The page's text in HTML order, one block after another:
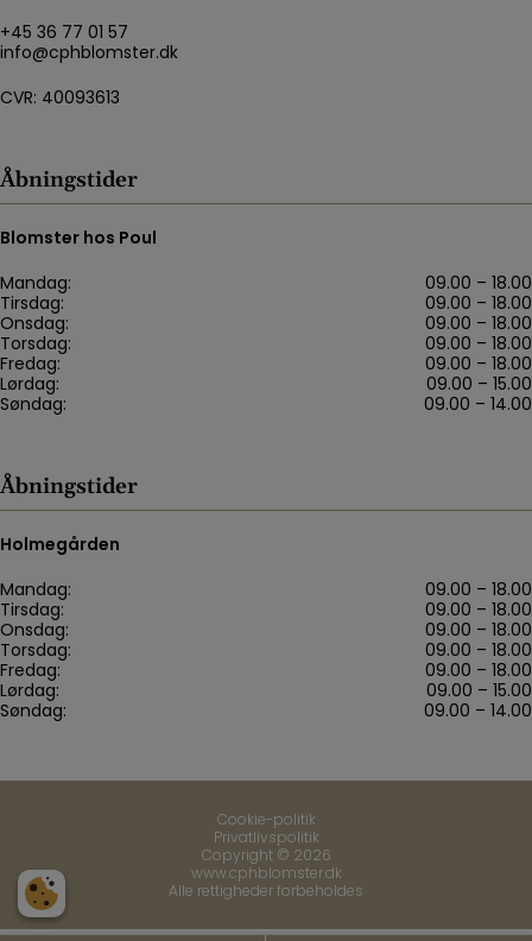
+45 36 77 01 57
info@cphblomster.dk
CVR: 40093613
Åbningstider
Blomster hos Poul
Mandag:
09.00 – 18.00
Tirsdag:
09.00 – 18.00
Onsdag:
09.00 – 18.00
Torsdag:
09.00 – 18.00
Fredag:
09.00 – 18.00
Lørdag:
09.00 – 15.00
Søndag:
09.00 – 14.00
Åbningstider
Holmegården
Mandag:
09.00 – 18.00
Tirsdag:
09.00 – 18.00
Onsdag:
09.00 – 18.00
Torsdag:
09.00 – 18.00
Fredag:
09.00 – 18.00
Lørdag:
09.00 – 15.00
Søndag:
09.00 – 14.00
Cookie-politik
Privatlivspolitik
Copyright © 2026
www.cphblomster.dk
Alle rettigheder forbeholdes